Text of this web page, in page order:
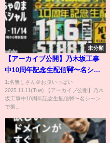
未分類
【アーカイブ公開】乃木坂工事
中10周年記念生配信🚧〜名シー
ンで振り返る！笑いと涙の3時間
SP〜
1:名無しさん＠お腹いっぱい
2025.11.11(Tue) 【アーカイブ公開】乃木
坂工事中10周年記念生配信🚧〜名シーン
で振...